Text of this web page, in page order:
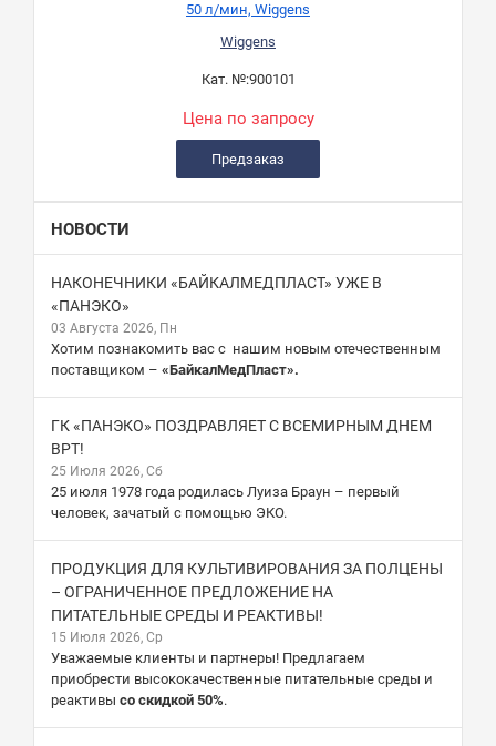
50 л/мин, Wiggens
Wiggens
Кат. №:900101
Цена по запросу
Предзаказ
НОВОСТИ
НАКОНЕЧНИКИ «БАЙКАЛМЕДПЛАСТ» УЖЕ В
«ПАНЭКО»
03 Августа 2026, Пн
Хотим познакомить вас с нашим новым отечественным
поставщиком – «БайкалМедПласт».
ГК «ПАНЭКО» ПОЗДРАВЛЯЕТ С ВСЕМИРНЫМ ДНЕМ
ВРТ!
25 Июля 2026, Сб
25 июля 1978 года родилась Луиза Браун – первый
человек, зачатый с помощью ЭКО.
ПРОДУКЦИЯ ДЛЯ КУЛЬТИВИРОВАНИЯ ЗА ПОЛЦЕНЫ
– ОГРАНИЧЕННОЕ ПРЕДЛОЖЕНИЕ НА
ПИТАТЕЛЬНЫЕ СРЕДЫ И РЕАКТИВЫ!
15 Июля 2026, Ср
Уважаемые клиенты и партнеры! Предлагаем
приобрести высококачественные питательные среды и
реактивы со скидкой 50%.